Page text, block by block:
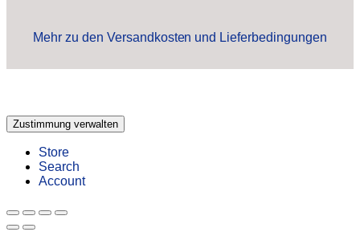
Mehr zu den Versandkosten und Lieferbedingungen
Zustimmung verwalten
Store
Search
Account